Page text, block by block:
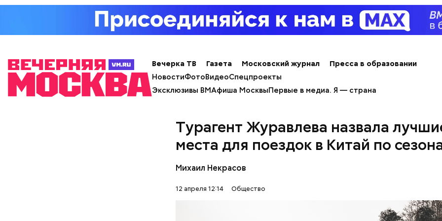
Вечерка ТВ Газета Московский журнал
Пресса в образовании
НовостиФотоВидеоСпецпроекты
Эксклюзивы ВМАфиша МосквыПервые в медиа. Я — страна
Турагент Журавлева назвала
места для поездок в Китай по
Михаил Некрасов
12 апреля 12:14 Общество
— Кабачки нужно натереть длинными слайсами (это можно
специальной терке), похожими на спагетти, и уложить в
Дальше нужно добавить немного растительного масла,